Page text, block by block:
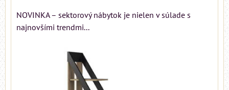
NOVINKA – sektorový nábytok je nielen v súlade s
najnovšími trendmi...